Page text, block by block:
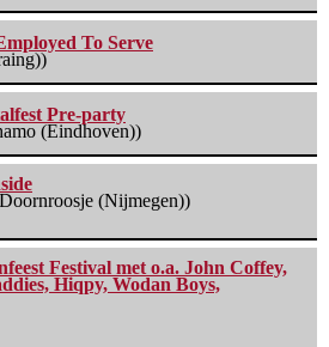
To Serve
Pre-party
(Eindhoven))
(Nijmegen))
Festival met o.a. John Coffey,
Hiqpy, Wodan Boys,